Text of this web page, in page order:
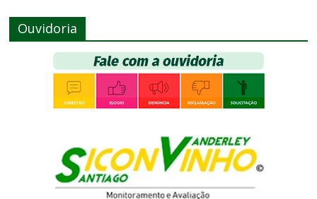
Ouvidoria